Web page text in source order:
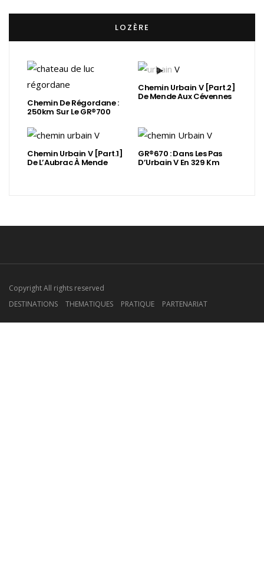
LOZÈRE
Chemin De Régordane :
250km Sur Le GR®700
Chemin Urbain V [Part.2]
De Mende Aux Cévennes
Chemin Urbain V [Part.1]
De L’Aubrac À Mende
GR®670 : Dans Les Pas
D’Urbain V En 329 Km
Copyright All rights reserved
DESTINATIONS
THEMATIQUES PRATIQUE PARTENARIAT